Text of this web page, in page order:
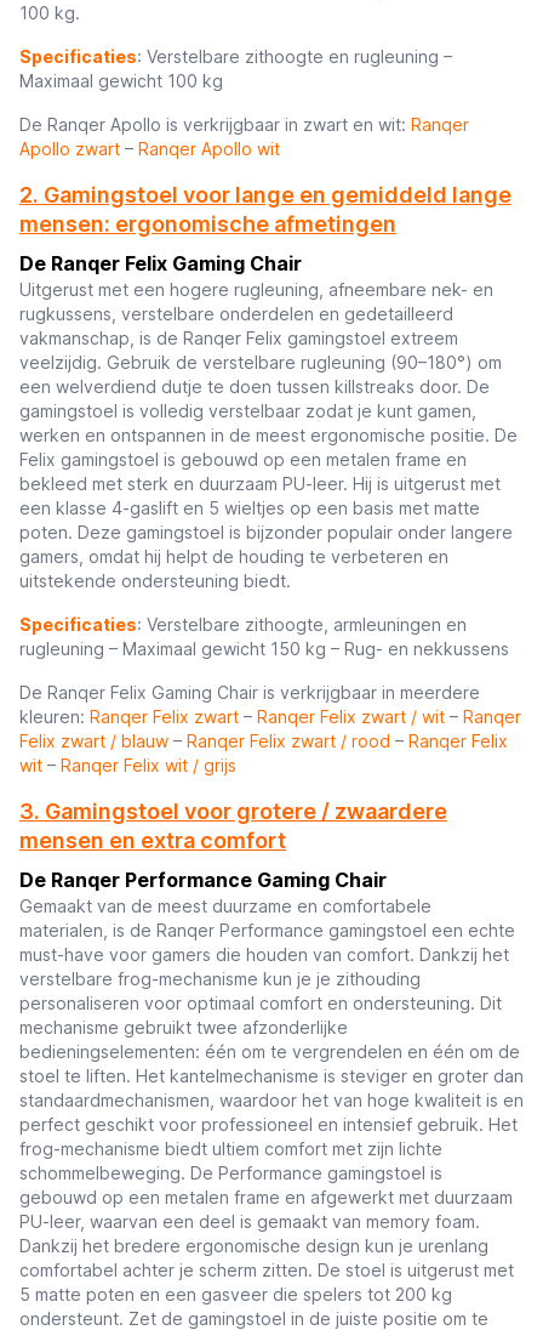
100 kg.
Specificaties: Verstelbare zithoogte en rugleuning –
Maximaal gewicht 100 kg
De Ranqer Apollo is verkrijgbaar in zwart en wit: Ranqer
Apollo zwart – Ranqer Apollo wit
2. Gamingstoel voor lange en gemiddeld lange
mensen: ergonomische afmetingen
De Ranqer Felix Gaming Chair
Uitgerust met een hogere rugleuning, afneembare nek- en
rugkussens, verstelbare onderdelen en gedetailleerd
vakmanschap, is de Ranqer Felix gamingstoel extreem
veelzijdig. Gebruik de verstelbare rugleuning (90–180°) om
een welverdiend dutje te doen tussen killstreaks door. De
gamingstoel is volledig verstelbaar zodat je kunt gamen,
werken en ontspannen in de meest ergonomische positie. De
Felix gamingstoel is gebouwd op een metalen frame en
bekleed met sterk en duurzaam PU-leer. Hij is uitgerust met
een klasse 4-gaslift en 5 wieltjes op een basis met matte
poten. Deze gamingstoel is bijzonder populair onder langere
gamers, omdat hij helpt de houding te verbeteren en
uitstekende ondersteuning biedt.
Specificaties: Verstelbare zithoogte, armleuningen en
rugleuning – Maximaal gewicht 150 kg – Rug- en nekkussens
De Ranqer Felix Gaming Chair is verkrijgbaar in meerdere
kleuren: Ranqer Felix zwart – Ranqer Felix zwart / wit – Ranqer
Felix zwart / blauw – Ranqer Felix zwart / rood – Ranqer Felix
wit – Ranqer Felix wit / grijs
3. Gamingstoel voor grotere / zwaardere
mensen en extra comfort
De Ranqer Performance Gaming Chair
Gemaakt van de meest duurzame en comfortabele
materialen, is de Ranqer Performance gamingstoel een echte
must-have voor gamers die houden van comfort. Dankzij het
verstelbare frog-mechanisme kun je je zithouding
personaliseren voor optimaal comfort en ondersteuning. Dit
mechanisme gebruikt twee afzonderlijke
bedieningselementen: één om te vergrendelen en één om de
stoel te liften. Het kantelmechanisme is steviger en groter dan
standaardmechanismen, waardoor het van hoge kwaliteit is en
perfect geschikt voor professioneel en intensief gebruik. Het
frog-mechanisme biedt ultiem comfort met zijn lichte
schommelbeweging. De Performance gamingstoel is
gebouwd op een metalen frame en afgewerkt met duurzaam
PU-leer, waarvan een deel is gemaakt van memory foam.
Dankzij het bredere ergonomische design kun je urenlang
comfortabel achter je scherm zitten. De stoel is uitgerust met
5 matte poten en een gasveer die spelers tot 200 kg
ondersteunt. Zet de gamingstoel in de juiste positie om te